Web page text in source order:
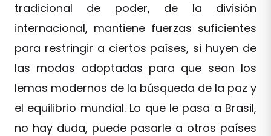
tradicional de poder, de la división
internacional, mantiene fuerzas suficientes
para restringir a ciertos países, si huyen de
las modas adoptadas para que sean los
lemas modernos de la búsqueda de la paz y
el equilibrio mundial. Lo que le pasa a Brasil,
no hay duda, puede pasarle a otros países